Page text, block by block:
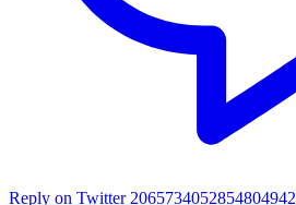
Reply on Twitter 2065734052854804942